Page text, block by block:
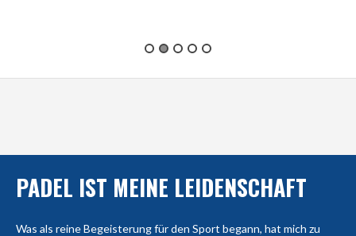
PADEL IST MEINE LEIDENSCHAFT
Was als reine Begeisterung für den Sport begann, hat mich zu